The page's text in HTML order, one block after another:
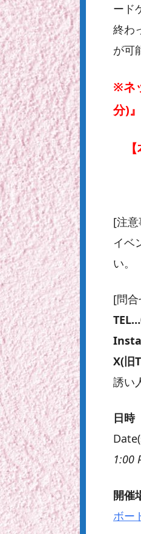
ード
終わ
が可
※ネ
分)
【
[注
イベ
い。
[問
X(旧
誘い
日時
1:00
開催
ボー